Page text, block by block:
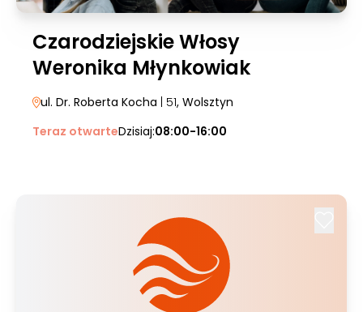
Czarodziejskie Włosy
Weronika Młynkowiak
ul. Dr. Roberta Kocha | 51, Wolsztyn
Teraz otwarteDzisiaj:08:00-16:00